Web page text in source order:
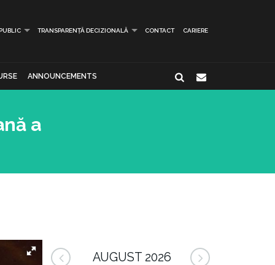
TRANSPARENȚĂ DECIZIONALĂ CONTACT CARIERE
ANNOUNCEMENTS
a
AUGUST 2026